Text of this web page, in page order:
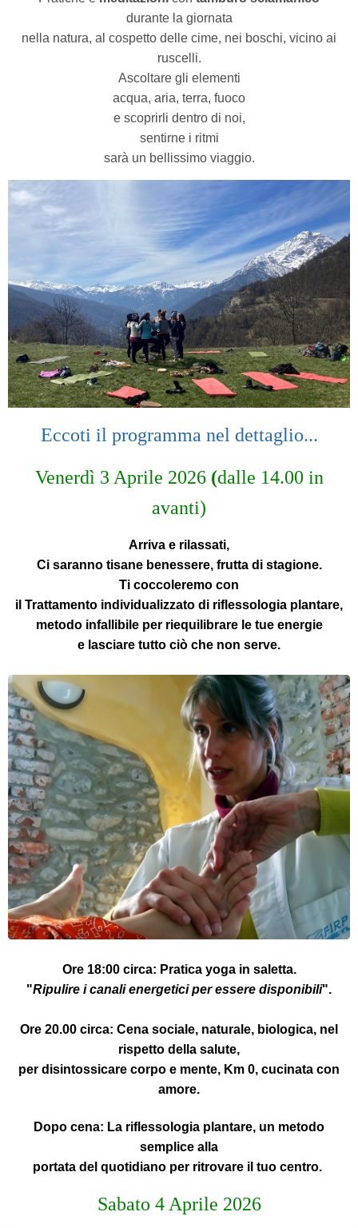
durante la giornata
nella natura, al cospetto delle cime, nei boschi, vicino ai
ruscelli.
Ascoltare gli elementi
acqua, aria, terra, fuoco
e scoprirli dentro di noi,
sentirne i ritmi
sarà un bellissimo viaggio.
Eccoti il programma nel dettaglio...
Venerdì 3 Aprile 2026(dalle 14.00 in
avanti)
Arriva e rilassati,
Ci saranno tisane benessere, frutta di stagione.
Ti coccoleremo con
il Trattamento individualizzato di riflessologia plantare,
metodo infallibile per riequilibrare le tue energie
e lasciare tutto ciò che non serve.
Ore 18:00 circa: Pratica yoga in saletta.
"Ripulire i canali energetici per essere disponibili".
Ore 20.00 circa: Cena sociale, naturale, biologica, nel
rispetto della salute,
per disintossicare corpo e mente, Km 0, cucinata con
amore.
Dopo cena: La riflessologia plantare, un metodo
semplice alla
portata del quotidiano per ritrovare il tuo centro.
Sabato 4 Aprile 2026